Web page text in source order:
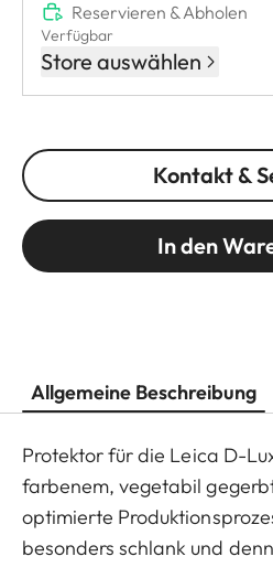
Reservieren & Abholen
Verfügbar
Store auswählen
Kontakt &
In den
Allgemeine Beschreibung
Protektor für die Leica D-
farbenem, vegetabil
optimierte
besonders schlank und